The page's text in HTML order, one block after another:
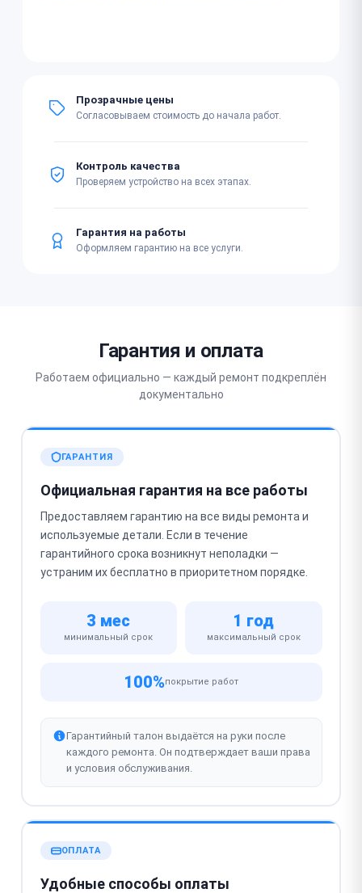
Прозрачные цены
Согласовываем стоимость до начала работ.
Контроль качества
Проверяем устройство на всех этапах.
Гарантия на работы
Оформляем гарантию на все услуги.
Гарантия и оплата
Работаем официально — каждый ремонт подкреплён
документально
ГАРАНТИЯ
Официальная гарантия на все работы
Предоставляем гарантию на все виды ремонта и
используемые детали. Если в течение
гарантийного срока возникнут неполадки —
устраним их бесплатно в приоритетном порядке.
3 мес
минимальный срок
1 год
максимальный срок
100%покрытие работ
Гарантийный талон выдаётся на руки после
каждого ремонта. Он подтверждает ваши права
и условия обслуживания.
ОПЛАТА
Удобные способы оплаты